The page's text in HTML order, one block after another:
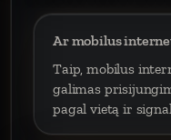
Ar mobilus
Taip, mobilus
galimas
pagal vietą ir